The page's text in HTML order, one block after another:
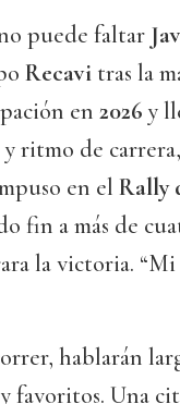
puede faltar
Recavi tras la
en 2026 y
ritmo de
en el Rally
fin a más de
la victoria.
hablarán
favoritos. Una